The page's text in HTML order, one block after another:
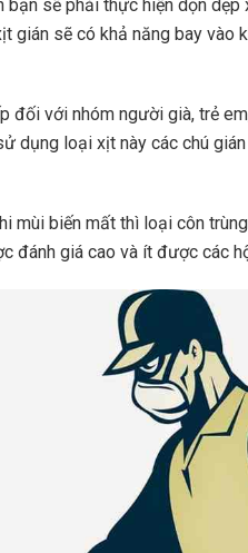
sẽ phải thực hiện dọn dẹp
gián sẽ có khả năng bay vào
với nhóm người già, trẻ
dụng loại xịt này các chú
mùi biến mất thì loại côn
đánh giá cao và ít được các